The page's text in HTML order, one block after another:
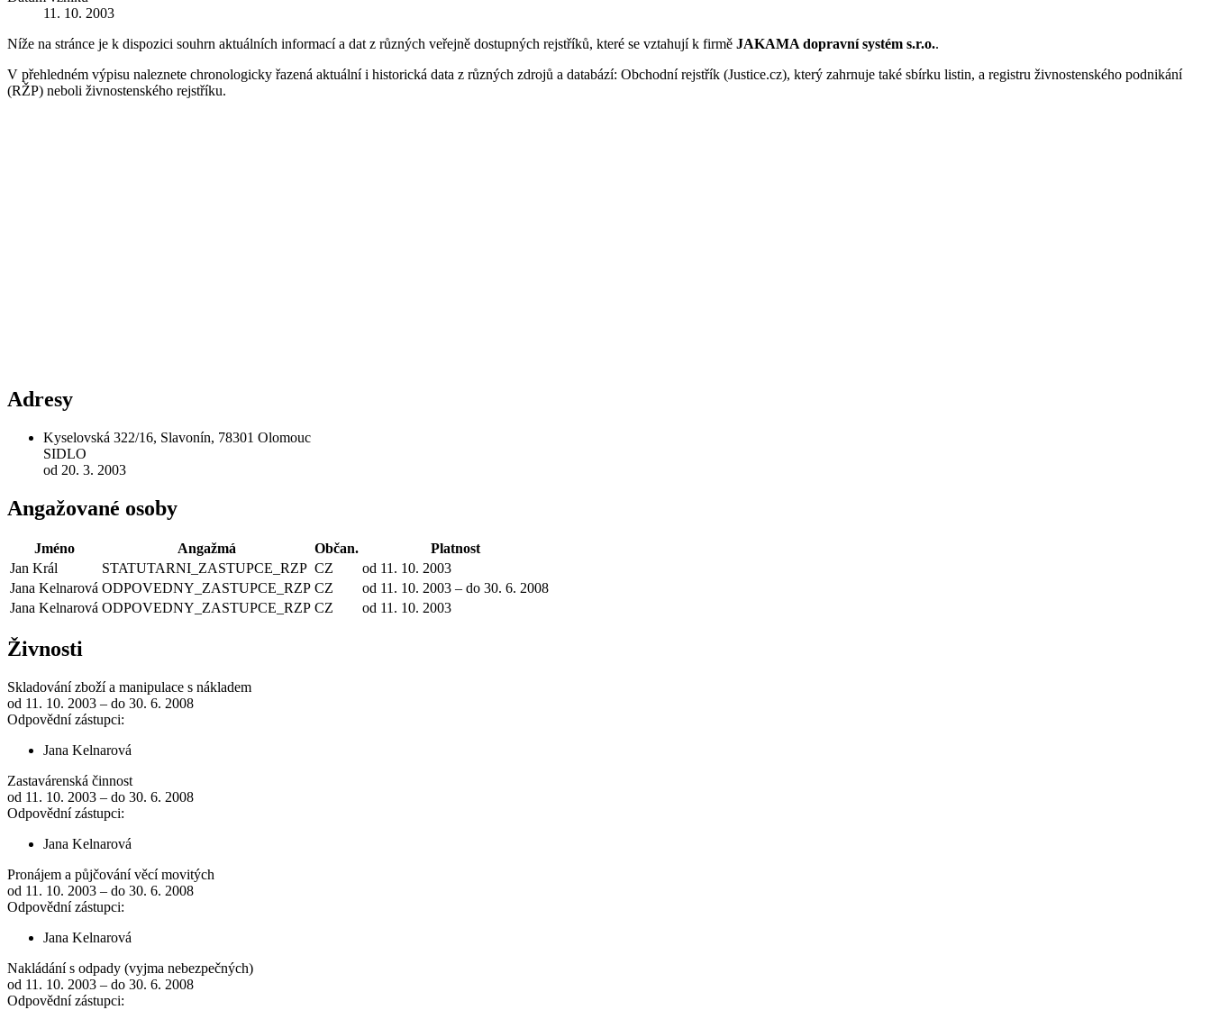
11. 10. 2003
Níže na stránce je k dispozici souhrn aktuálních informací a dat z různých veřejně dostupných rejstříků, které se vztahují k firmě JAKAMA dopravní systém s.r.o..
V přehledném výpisu naleznete chronologicky řazená aktuální i historická data z různých zdrojů a databází: Obchodní rejstřík (Justice.cz), který zahrnuje také sbírku listin, a registru živnostenského podnikání
(RŽP) neboli živnostenského rejstříku.
Adresy
Kyselovská 322/16, Slavonín, 78301 Olomouc
SIDLO
od 20. 3. 2003
Angažované osoby
Jméno Angažmá Občan.
Platnost
Jan Král
STATUTARNI_ZASTUPCE_RZP CZ
od 11. 10. 2003
Jana Kelnarová ODPOVEDNY_ZASTUPCE_RZP CZ
od 11. 10. 2003 – do 30. 6. 2008
Jana Kelnarová ODPOVEDNY_ZASTUPCE_RZP CZ od 11. 10. 2003
Živnosti
Skladování zboží a manipulace s nákladem
od 11. 10. 2003 – do 30. 6. 2008
Odpovědní zástupci:
Jana Kelnarová
Zastavárenská činnost
od 11. 10. 2003 – do 30. 6. 2008
Odpovědní zástupci:
Jana Kelnarová
Pronájem a půjčování věcí movitých
od 11. 10. 2003 – do 30. 6. 2008
Odpovědní zástupci:
Jana Kelnarová
Nakládání s odpady (vyjma nebezpečných)
od 11. 10. 2003 – do 30. 6. 2008
Odpovědní zástupci: